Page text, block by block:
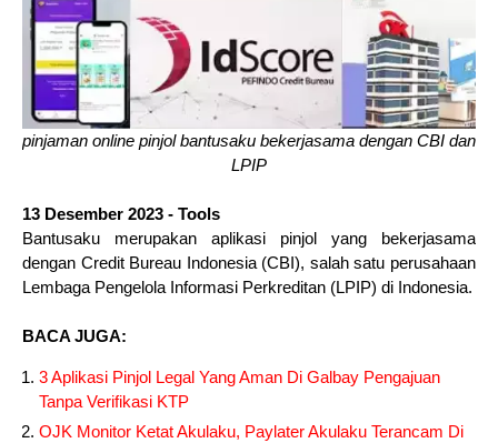
pinjaman online pinjol bantusaku bekerjasama dengan CBI dan
LPIP
13 Desember 2023 - Tools
Bantusaku merupakan aplikasi pinjol yang bekerjasama
dengan Credit Bureau Indonesia (CBI), salah satu perusahaan
Lembaga Pengelola Informasi Perkreditan (LPIP) di Indonesia.
BACA JUGA:
3 Aplikasi Pinjol Legal Yang Aman Di Galbay Pengajuan
Tanpa Verifikasi KTP
OJK Monitor Ketat Akulaku, Paylater Akulaku Terancam Di